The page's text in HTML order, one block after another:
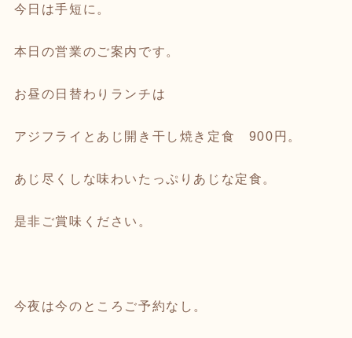
今日は手短に。
本日の営業のご案内です。
お昼の日替わりランチは
アジフライとあじ開き干し焼き定食 900円。
あじ尽くしな味わいたっぷりあじな定食。
是非ご賞味ください。
今夜は今のところご予約なし。